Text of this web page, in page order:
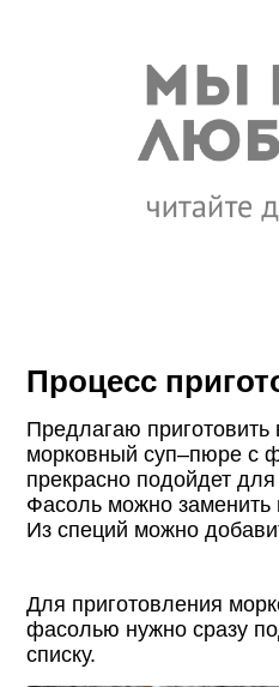
Процесс
Предлагаю
морковный суп–пюре с
прекрасно подойдет
Фасоль можно заменить
Из специй можно
Для приготовления
фасолью нужно сразу
списку.